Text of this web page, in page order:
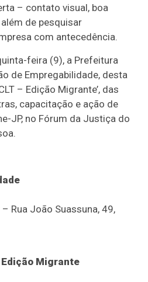
– contato visual, boa
de pesquisar
com antecedência.
feira (9), a Prefeitura
de Empregabilidade, desta
– Edição Migrante’, das
capacitação e ação de
JP, no Fórum da Justiça do
Rua João Suassuna, 49,
Edição Migrante